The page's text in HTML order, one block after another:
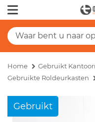
Home Gebruikt
Gebruikte Roldeurkasten
Gebruikt